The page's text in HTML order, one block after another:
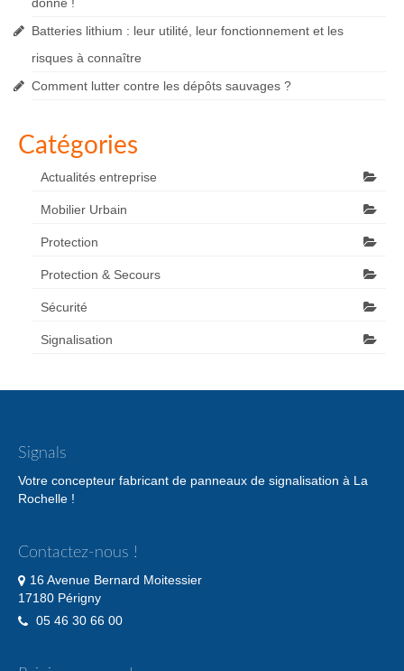
Batteries lithium : leur utilité, leur fonctionnement et les
risques à connaître
Comment lutter contre les dépôts sauvages ?
Catégories
Actualités entreprise
Mobilier Urbain
Protection
Protection & Secours
Sécurité
Signalisation
Signals
Votre concepteur fabricant de panneaux de signalisation à La
Rochelle !
Contactez-nous !
16 Avenue Bernard Moitessier
17180 Périgny
05 46 30 66 00